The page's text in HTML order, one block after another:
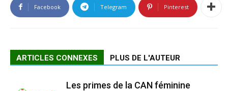
Facebook Telegram Pinterest
ARTICLES CONNEXES PLUS DE L'AUTEUR
Les primes de la CAN féminine